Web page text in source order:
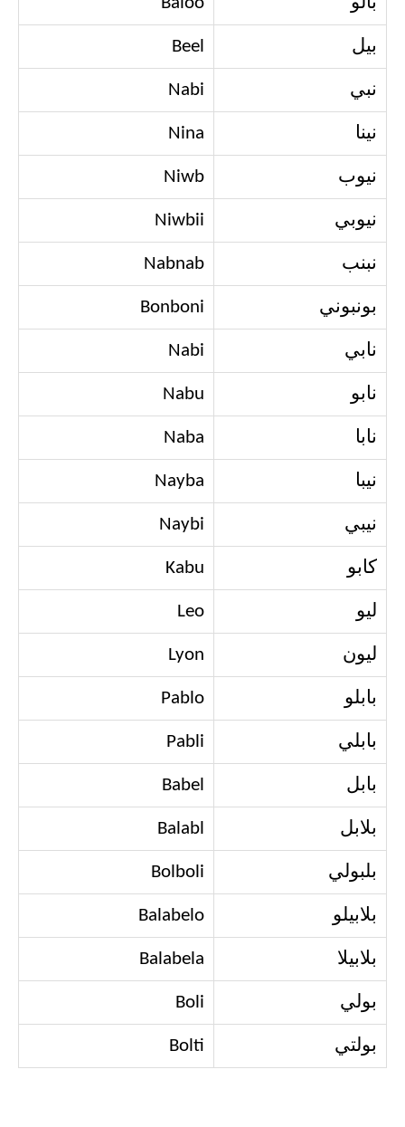
بيل Beel
نبي Nabi
نينا Nina
نيوب Niwb
نيوبي Niwbii
نبنب Nabnab
بونبوني Bonboni
نابي Nabi
نابو Nabu
نابا Naba
نيبا Nayba
نيبي Naybi
كابو Kabu
ليو Leo
ليون Lyon
بابلو Pablo
بابلي Pabli
بابل Babel
بلابل Balabl
بلبولي Bolboli
بلابيلو Balabelo
بلابيلا Balabela
بولي Boli
بولتي Bolti